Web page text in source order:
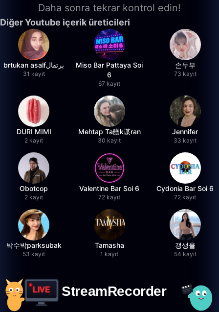
Daha sonra tekrar kontrol edin!
Diğer Youtube içerik üreticileri
brtukan asalfبرتقال
31 kayıt
Miso Bar Pattaya Soi
6
67 kayıt
손두부
73 kayıt
DURI MIMI
2 kayıt
Mehtap Ta艧k谋ran
30 kayıt
Jennifer
33 kayıt
Obotcop
2 kayıt
Valentine Bar Soi 6
72 kayıt
Cydonia Bar Soi 6
72 kayıt
박수박parksubak
53 kayıt
Tamasha
1 kayıt
갱생율
54 kayıt